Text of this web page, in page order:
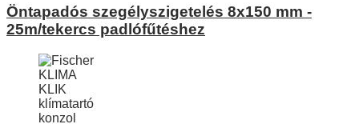
Öntapadós szegélyszigetelés 8x150 mm -
25m/tekercs padlófűtéshez